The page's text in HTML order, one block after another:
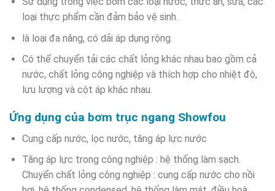
loại thực phẩm cần đảm bảo vệ sinh.
là loại đa năng, có dải áp dụng rộng.
Có thể chuyển tải các chất lỏng khác nhau bao gồm cả
nước, chất lỏng công nghiệp và thích hợp cho nhiệt độ,
lưu lượng và cột áp khác nhau.
Ứng dụng của bơm trục ngang Showfou
Cung cấp nước, lọc nước, tăng áp lực nước
Tăng áp lực trong công nghiệp : hệ thống làm sạch.
Chuyển chất lỏng công nghiệp : cung cấp nước cho nồi